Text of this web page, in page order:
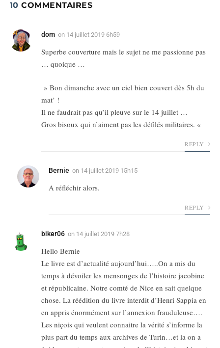
10 COMMENTAIRES
dom on 14 juillet 2019 6h59
Superbe couverture mais le sujet ne me passionne pas
… quoique …
» Bon dimanche avec un ciel bien couvert dès 5h du
mat’ !
Il ne faudrait pas qu’il pleuve sur le 14 juillet …
Gros bisoux qui n’aiment pas les défilés militaires. «
REPLY
Bernie on 14 juillet 2019 15h15
A réfléchir alors.
REPLY
biker06 on 14 juillet 2019 7h28
Hello Bernie
Le livre est d’actualité aujourd’hui…..On a mis du
temps à dévoiler les mensonges de l’histoire jacobine
et républicaine. Notre comté de Nice en sait quelque
chose. La réédition du livre interdit d’Henri Sappia en
en appris énormément sur l’annexion frauduleuse….
Les niçois qui veulent connaitre la vérité s’informe la
plus part du temps aux archives de Turin…et la on a